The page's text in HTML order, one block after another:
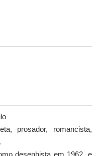
prosador, romancista,